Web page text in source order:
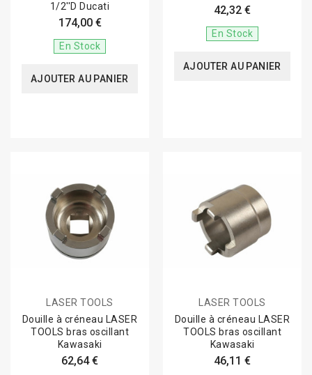
1/2''D Ducati
174,00 €
En Stock
AJOUTER AU PANIER
42,32 €
En Stock
AJOUTER AU PANIER
LASER TOOLS
Douille à créneau LASER
TOOLS bras oscillant
Kawasaki
62,64 €
LASER TOOLS
Douille à créneau LASER
TOOLS bras oscillant
Kawasaki
46,11 €